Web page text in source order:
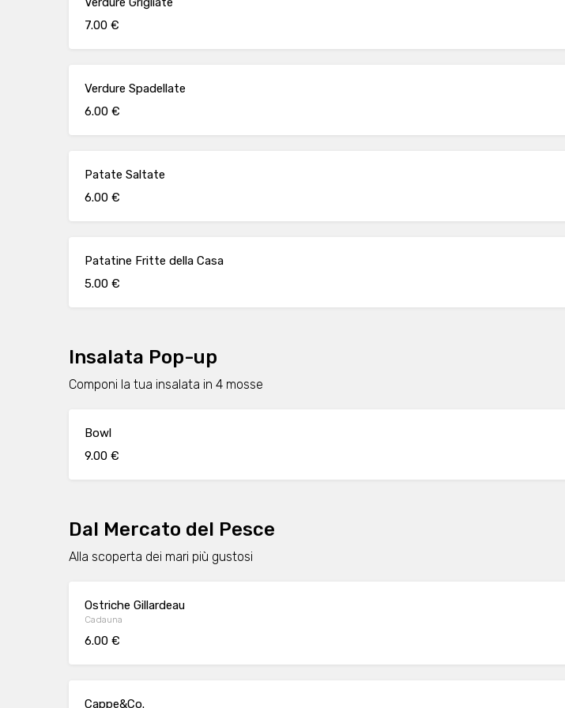
7.00 €
Verdure Spadellate
6.00 €
Patate Saltate
6.00 €
Patatine Fritte della Casa
5.00 €
Insalata Pop-up
Componi la tua insalata in 4 mosse
Bowl
9.00 €
Dal Mercato del Pesce
Alla scoperta dei mari più gustosi
Ostriche Gillardeau
Cadauna
6.00 €
Cappe&Co.